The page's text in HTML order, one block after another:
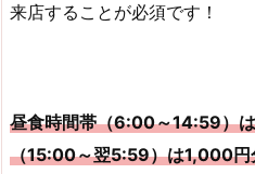
来店することが必須です！
昼食時間帯（6:00～14:59）
（15:00～翌5:59）は1,000円